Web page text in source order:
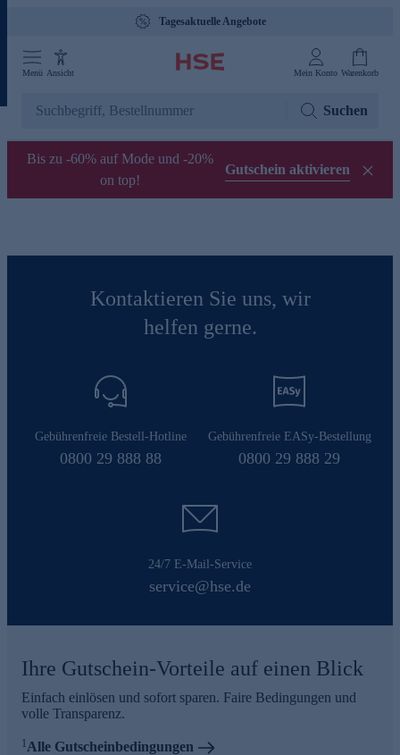
Tagesaktuelle Angebote
Menü Ansicht Mein Konto Warenkorb
Suchen
Bis zu -60% auf Mode und -20%
on top!
Gutschein aktivieren
Kontaktieren Sie uns, wir
helfen gerne.
Gebührenfreie Bestell-Hotline
0800 29 888 88
Gebührenfreie EASy-Bestellung
0800 29 888 29
24/7 E-Mail-Service
service@hse.de
Ihre Gutschein-Vorteile auf einen Blick
Einfach einlösen und sofort sparen. Faire Bedingungen und
volle Transparenz.
1Alle Gutscheinbedingungen